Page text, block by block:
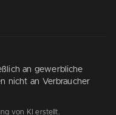
an gewerbliche
nicht an Verbraucher
von KI erstellt.